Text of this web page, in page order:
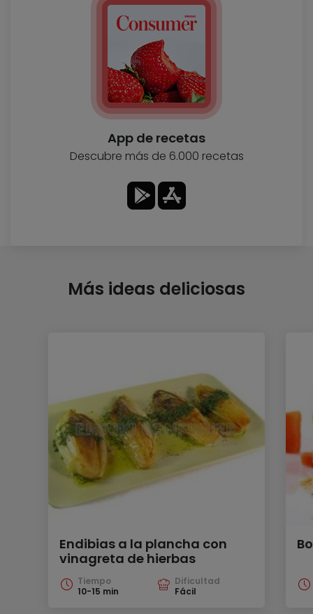
App de recetas
Descubre más de 6.000 recetas
Más ideas deliciosas
Endibias a la plancha con
vinagreta de hierbas
Tiempo
10-15 min
Dificultad
Fácil